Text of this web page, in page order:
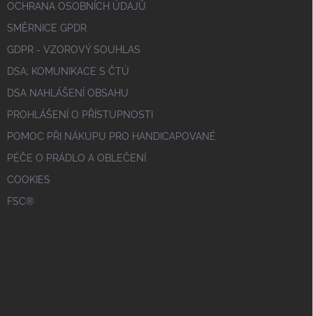
OCHRANA OSOBNÍCH ÚDAJŮ
SMĚRNICE GPDR
GDPR - VZOROVÝ SOUHLAS
DSA; KOMUNIKACE S ČTÚ
DSA NAHLÁŠENÍ OBSAHU
PROHLÁŠENÍ O PŘÍSTUPNOSTI
POMOC PŘI NÁKUPU PRO HANDICAPOVANÉ
PÉČE O PRÁDLO A OBLEČENÍ
COOKIES
FSC®